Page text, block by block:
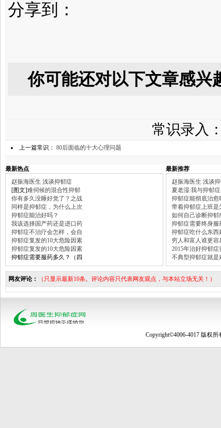
分享到：
你可能还对以下文章感兴
常识录入
上一篇常识： 80后面临的十大心理问题
最新热点
最新推荐
赵振海医生 浅谈抑郁症
[图文]难伺候的混合性抑郁
你有多久没睡好觉了？之战
同样是抑郁症，为什么上次
抑郁症能治好吗？
我该选择国产药还是进口药
抑郁症不治疗会怎样，会自
抑郁症复发的10大危险因素
抑郁症复发的10大危险因素
抑郁症需要服药多久？（四
赵振海医生 浅谈
夏老湿:我与抑郁症
抑郁症能彻底治愈
带着抑郁症上班是
如何自己诊断抑郁
抑郁症需要终身服
抑郁症吃什么东西
穷人和富人谁更容
2015年治好抑郁症
不典型抑郁症就是
网友评论： （只显示最新10条。评论内容只代表网友观点，与本站立场无关！）
Copyright©4006-4017 版权